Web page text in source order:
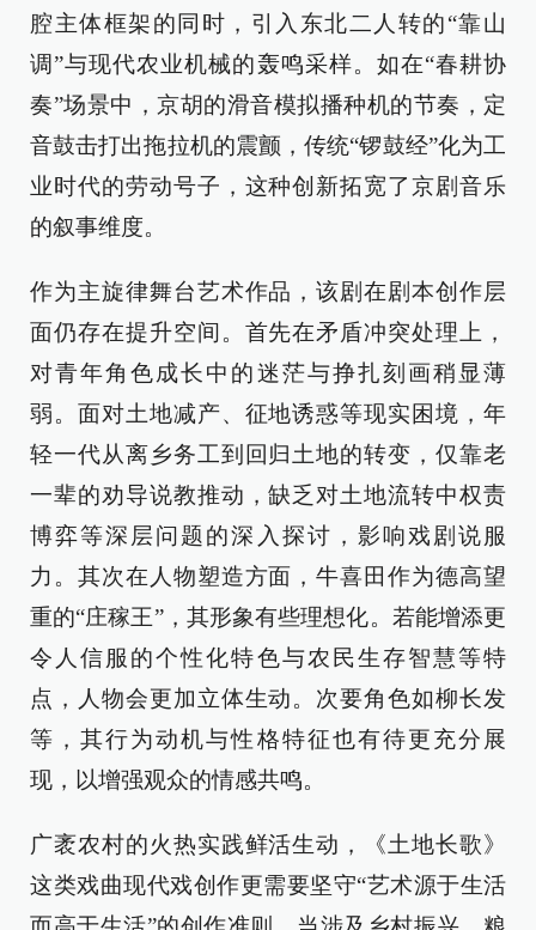
腔主体框架的同时，引入东北二人转的“靠山
调”与现代农业机械的轰鸣采样。如在“春耕协
奏”场景中，京胡的滑音模拟播种机的节奏，定
音鼓击打出拖拉机的震颤，传统“锣鼓经”化为工
业时代的劳动号子，这种创新拓宽了京剧音乐
的叙事维度。
作为主旋律舞台艺术作品，该剧在剧本创作层
面仍存在提升空间。首先在矛盾冲突处理上，
对青年角色成长中的迷茫与挣扎刻画稍显薄
弱。面对土地减产、征地诱惑等现实困境，年
轻一代从离乡务工到回归土地的转变，仅靠老
一辈的劝导说教推动，缺乏对土地流转中权责
博弈等深层问题的深入探讨，影响戏剧说服
力。其次在人物塑造方面，牛喜田作为德高望
重的“庄稼王”，其形象有些理想化。若能增添更
令人信服的个性化特色与农民生存智慧等特
点，人物会更加立体生动。次要角色如柳长发
等，其行为动机与性格特征也有待更充分展
现，以增强观众的情感共鸣。
广袤农村的火热实践鲜活生动，《土地长歌》
这类戏曲现代戏创作更需要坚守“艺术源于生活